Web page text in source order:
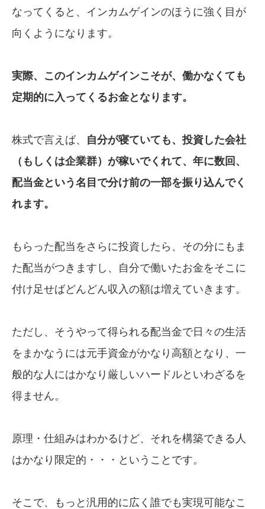
なってくると、インカムゲインのほうに強く目が
向くようになります。
実際、このインカムゲインこそが、働かなくても
定期的に入ってくるお金となります。
株式で言えば、 自分が寝ていても、投資した会社
（もしくは企業群）が稼いでくれて、年に数回、
配当金という名目で分け前の一部を振り込んでく
れます。
もらった配当をさらに投資したら、その分にもま
た配当がつきますし、自分で働いたお金をそこに
付け足せばどんどん収入の額は増えていきます。
ただし、そうやって得られる配当金で日々の生活
をまかなうには元手資金がかなり高額となり、一
般的な人にはかなり厳しいハードルといわざるを
得ません。
原理・仕組みはわかるけど、それを構築できる人
はかなり限定的・・・ということです。
そこで、もっと汎用的に広く誰でも実現可能なこ